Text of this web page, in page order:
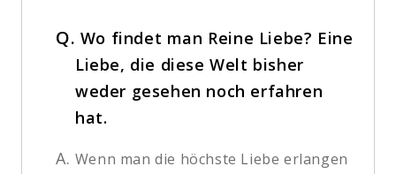
Q. Wo findet man Reine Liebe? Eine
Liebe, die diese Welt bisher
weder gesehen noch erfahren
hat.
A. Wenn man die höchste Liebe erlangen